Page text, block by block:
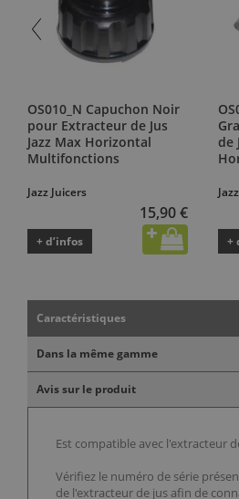
OS010_N Capuchon Noir
pour Extracteur de Jus
Jazz Max Horizontal
Multifonctions
Jazz Juicers
15,90 €
+ d’infos
de
+
Caractéristiques
Dans la même gamme
Avis sur le produit
Est compatible avec l'extracteur
Vérifiez le numéro de série
de l'extracteur de jus afin de